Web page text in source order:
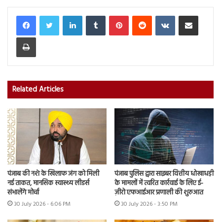
LinkedInTumblr PinterestReddit VKontakteShare via Email
Print
Related Articles
पंजाब की नशे के खिलाफ जंग को मिली
नई ताकत, मानसिक स्वास्थ्य लीडर्स
संभालेंगे मोर्चा
30 July 2026 - 6:06 PM
पंजाब पुलिस द्वारा साइबर वित्तीय धोखाधड़ी
के मामलों में त्वरित कार्रवाई के लिए ई-
ज़ीरो एफआईआर प्रणाली की शुरुआत
30 July 2026 - 3:50 PM